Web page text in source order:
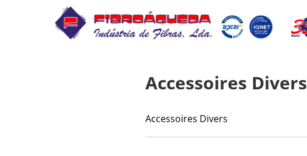
Accessoires Divers
Accessoires Divers